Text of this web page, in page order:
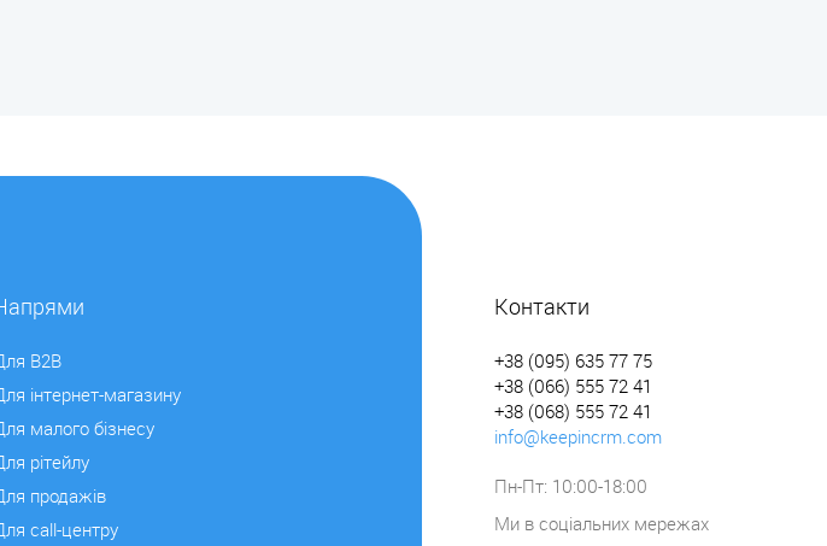
B2B
інтернет-магазину
малого бізнесу
рітейлу
продажів
сall-центру
Контакти
+38 (095) 635 77 75
+38 (066) 555 72 41
+38 (068) 555 72 41
info@keepincrm.com
Пн-Пт: 10:00-18:00
Ми в соціальних мережах